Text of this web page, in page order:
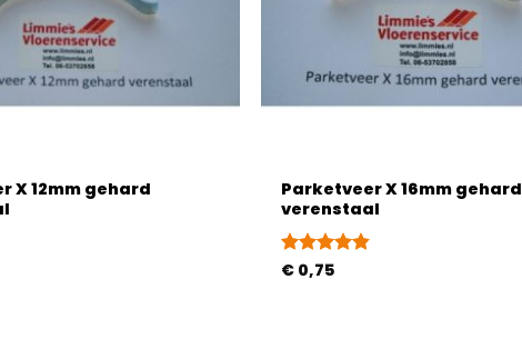
X 12mm gehard
Parketveer X 16mm gehard
verenstaal
Gewaardeerd
€0,75